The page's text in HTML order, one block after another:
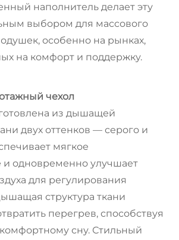
наполнитель делает эту
выбором для массового
особенно на рынках,
на комфорт и поддержку.
чехол
из дышащей
двух оттенков — серого и
мягкое
и одновременно улучшает
для регулирования
структура ткани
перегрев, способствуя
сну. Стильный